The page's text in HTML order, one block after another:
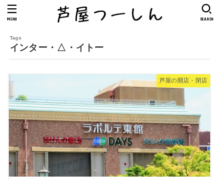
SEARCH
MENU
インター・△・イトー
芦屋の開店・閉店